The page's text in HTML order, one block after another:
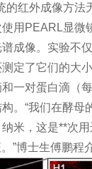
红外成像方法
用PEARL显微
成像。实验不
定了它们的大
一对蛋白滴（
。“我们在酵母
米，这是**次
”博士生傅鹏程